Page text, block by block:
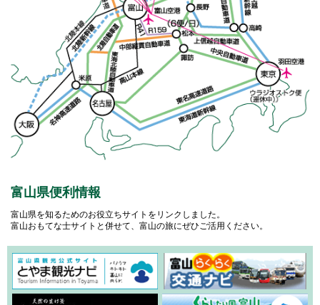
富山県便利情報
富山県を知るためのお役立ちサイトをリンクしました。
富山おもてな士サイトと併せて、富山の旅にぜひご活用ください。